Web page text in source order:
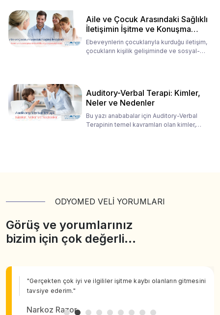
Aile ve Çocuk Arasındaki Sağlıklı
İletişimin İşitme ve Konuşma
Rehabilitasyonundaki Rolü
Ebeveynlerin çocuklarıyla kurduğu iletişim,
çocukların kişilik gelişiminde ve sosyal-
Auditory-Verbal Terapi: Kimler,
Neler ve Nedenler
Bu yazı anababalar için Auditory-Verbal
Terapinin temel kavramları olan kimler,
ODYOMED VELİ YORUMLARI
Görüş ve yorumlarınız
bizim için çok değerli…
"Gerçekten çok iyi ve ilgililer işitme kaybı olanların gitmesini
tavsiye ederim."
Narkoz Razor